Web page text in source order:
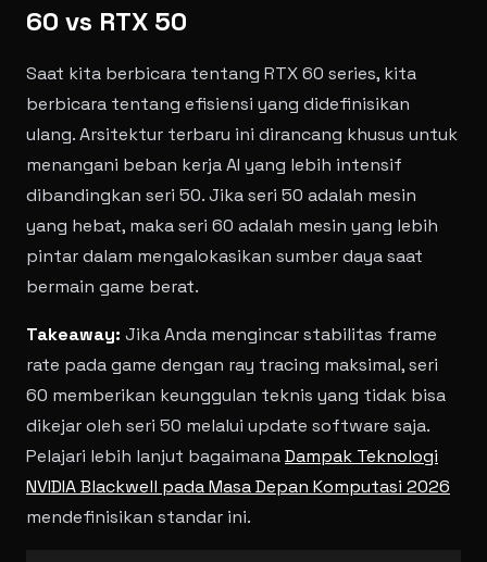
60 vs RTX 50
Saat kita berbicara tentang RTX 60 series, kita
berbicara tentang efisiensi yang didefinisikan
ulang. Arsitektur terbaru ini dirancang khusus untuk
menangani beban kerja AI yang lebih intensif
dibandingkan seri 50. Jika seri 50 adalah mesin
yang hebat, maka seri 60 adalah mesin yang lebih
pintar dalam mengalokasikan sumber daya saat
bermain game berat.
Takeaway: Jika Anda mengincar stabilitas frame
rate pada game dengan ray tracing maksimal, seri
60 memberikan keunggulan teknis yang tidak bisa
dikejar oleh seri 50 melalui update software saja.
Pelajari lebih lanjut bagaimanaDampak Teknologi
NVIDIA Blackwell pada Masa Depan Komputasi 2026
mendefinisikan standar ini.